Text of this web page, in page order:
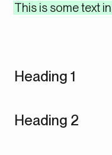
This is some text
Heading 1
Heading 2